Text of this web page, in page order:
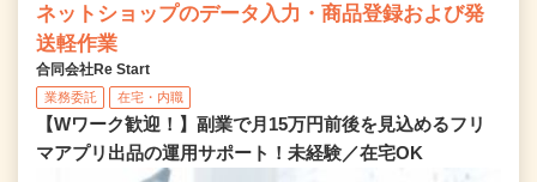
ネットショップのデータ入力・商品登録および発
送軽作業
合同会社Re Start
業務委託 在宅・内職
【Wワーク歓迎！】副業で月15万円前後を見込めるフリ
マアプリ出品の運用サポート！未経験／在宅OK